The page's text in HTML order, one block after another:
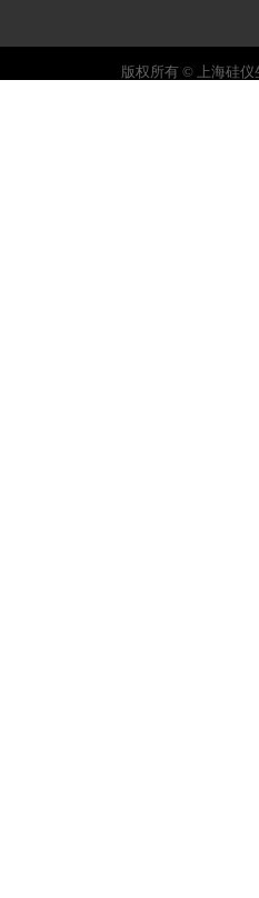
版权所有 © 上海硅